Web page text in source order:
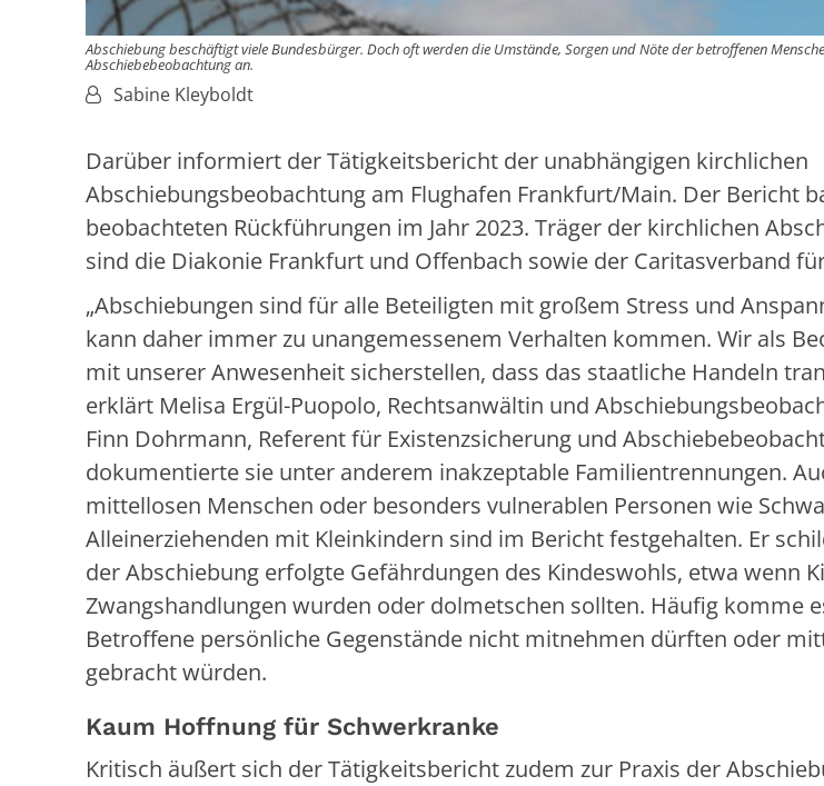
Abschiebung beschäftigt viele Bundesbürger. Doch oft werden die Umstände, Sorgen und Nöte der betroffenen
Abschiebebeobachtung an.
Von:Sabine Kleyboldt
Darüber informiert der Tätigkeitsbericht der unabhängigen kirchlichen
Abschiebungsbeobachtung am Flughafen Frankfurt/Main. Der Bericht
beobachteten Rückführungen im Jahr 2023. Träger der kirchlichen
sind die Diakonie Frankfurt und Offenbach sowie der Caritasverband
„Abschiebungen sind für alle Beteiligten mit großem Stress und
kann daher immer zu unangemessenem Verhalten kommen. Wir als
mit unserer Anwesenheit sicherstellen, dass das staatliche Handeln
erklärt Melisa Ergül-Puopolo, Rechtsanwältin und
Finn Dohrmann, Referent für Existenzsicherung und
dokumentierte sie unter anderem inakzeptable Familientrennungen.
mittellosen Menschen oder besonders vulnerablen Personen wie
Alleinerziehenden mit Kleinkindern sind im Bericht festgehalten. Er
der Abschiebung erfolgte Gefährdungen des Kindeswohls, etwa wenn
Zwangshandlungen wurden oder dolmetschen sollten. Häufig komme
Betroffene persönliche Gegenstände nicht mitnehmen dürften oder
gebracht würden.
Kaum Hoffnung für Schwerkranke
Kritisch äußert sich der Tätigkeitsbericht zudem zur Praxis der